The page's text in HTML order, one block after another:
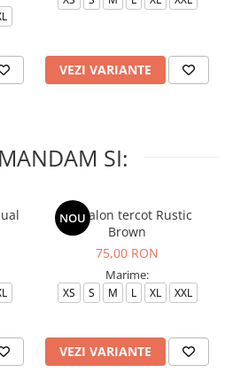
VEZI VARIANTE
SI:
NOU
Pantalon tercot Rustic
Brown
75,00 RON
Marime:
XS S M L XL XXL
VEZI VARIANTE